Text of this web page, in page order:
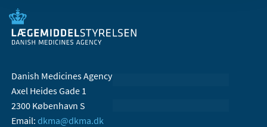
Danish Medicines Agency
Axel Heides Gade 1
2300 København S
Email: dkma@dkma.dk